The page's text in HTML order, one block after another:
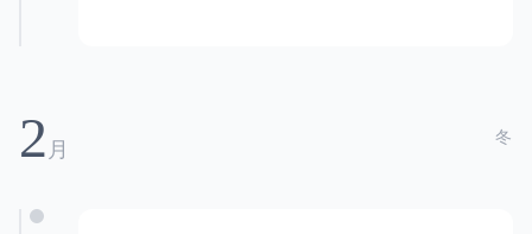
2 月
冬